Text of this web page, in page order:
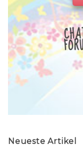
Neueste Artikel